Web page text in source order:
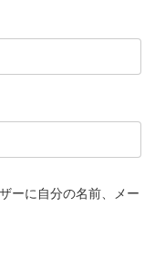
ーに自分の名前、メー